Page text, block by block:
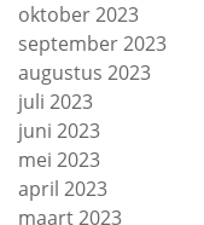
oktober 2023
september 2023
augustus 2023
juli 2023
juni 2023
mei 2023
april 2023
maart 2023